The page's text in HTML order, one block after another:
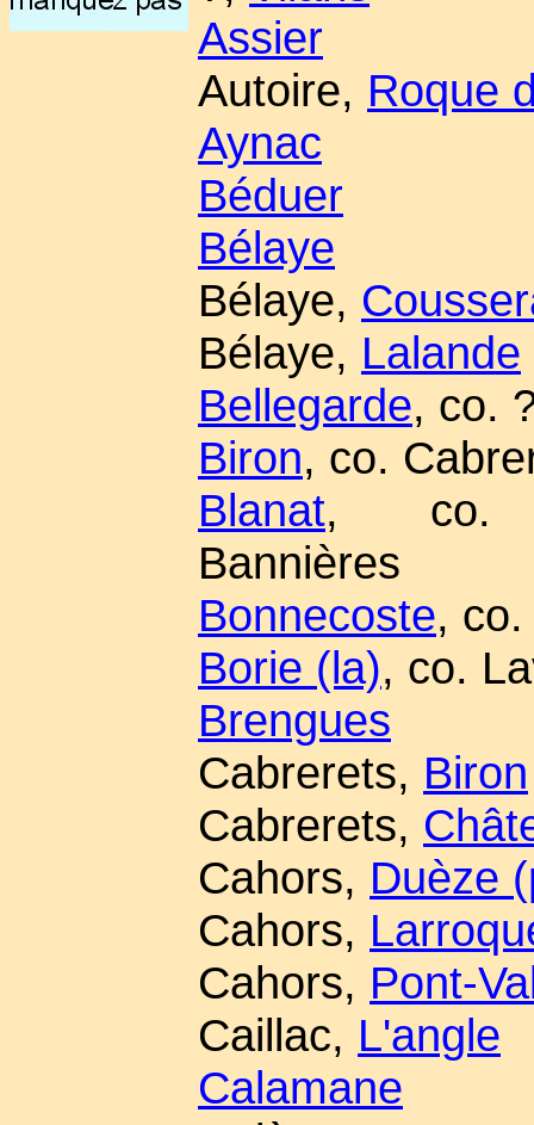
Assier
Autoire, Roque
Aynac
Béduer
Bélaye
Bélaye,
Bélaye, Lalande
Bellegarde, co.
Biron, co.
Blanat, co.
Bannières
Bonnecoste,
Borie (la), co.
Brengues
Cabrerets, Biron
Cabrerets,
Cahors, Duèze
Cahors,
Cahors, Pont-
Caillac, L'angle
Calamane